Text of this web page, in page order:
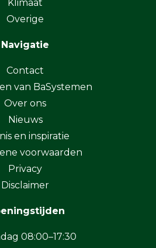
Klimaat
Overige
Navigatie
Contact
van BaSystemen
Over ons
Nieuws
en inspiratie
voorwaarden
Privacy
Disclaimer
08:00–17:30